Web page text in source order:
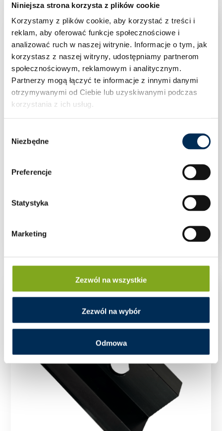
Niniejsza strona korzysta z plików cookie
Korzystamy z plików cookie, aby korzystać z treści i
reklam, aby oferować funkcje społecznościowe i
analizować ruch w naszej witrynie. Informacje o tym, jak
korzystasz z naszej witryny, udostępniamy partnerom
społecznościowym, reklamowym i analitycznym.
Partnerzy mogą łączyć te informacje z innymi danymi
otrzymywanymi od Ciebie lub uzyskiwanymi podczas
korzystania z ich usług.
zgody
Niezbędne
Preferencje
Statystyka
Marketing
Zezwól na wszystkie
Zezwól na wybór
Odmowa